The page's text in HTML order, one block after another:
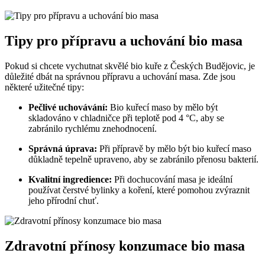
Tipy pro přípravu ‌a uchování bio masa
Pokud si chcete vychutnat skvělé bio​ kuře ⁢z Českých Budějovic, je
důležité dbát na správnou přípravu a uchování​ masa. ⁣Zde jsou
některé užitečné tipy:
Pečlivé uchovávání: Bio kuřecí maso by mělo být
skladováno v‌ chladničce při teplotě pod 4 °C, aby se⁢
zabránilo rychlému znehodnocení.
Správná ‌úprava: Při přípravě by mělo být⁣ bio kuřecí maso
důkladně tepelně upraveno,‌ aby se zabránilo přenosu bakterií.
Kvalitní ingredience: Při ​dochucování masa ⁣je ideální
používat čerstvé bylinky a koření, které ‌pomohou⁣ zvýraznit
jeho přírodní chuť.
Zdravotní přínosy konzumace‍ bio masa